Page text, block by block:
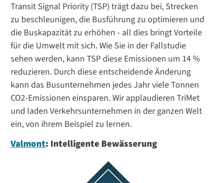
Transit Signal Priority (TSP) trägt dazu bei, Strecken
zu beschleunigen, die Busführung zu optimieren und
die Buskapazität zu erhöhen - all dies bringt Vorteile
für die Umwelt mit sich. Wie Sie in der Fallstudie
sehen werden, kann TSP diese Emissionen um 14 %
reduzieren. Durch diese entscheidende Änderung
kann das Busunternehmen jedes Jahr viele Tonnen
CO2-Emissionen einsparen. Wir applaudieren TriMet
und laden Verkehrsunternehmen in der ganzen Welt
ein, von ihrem Beispiel zu lernen.
Valmont: Intelligente Bewässerung